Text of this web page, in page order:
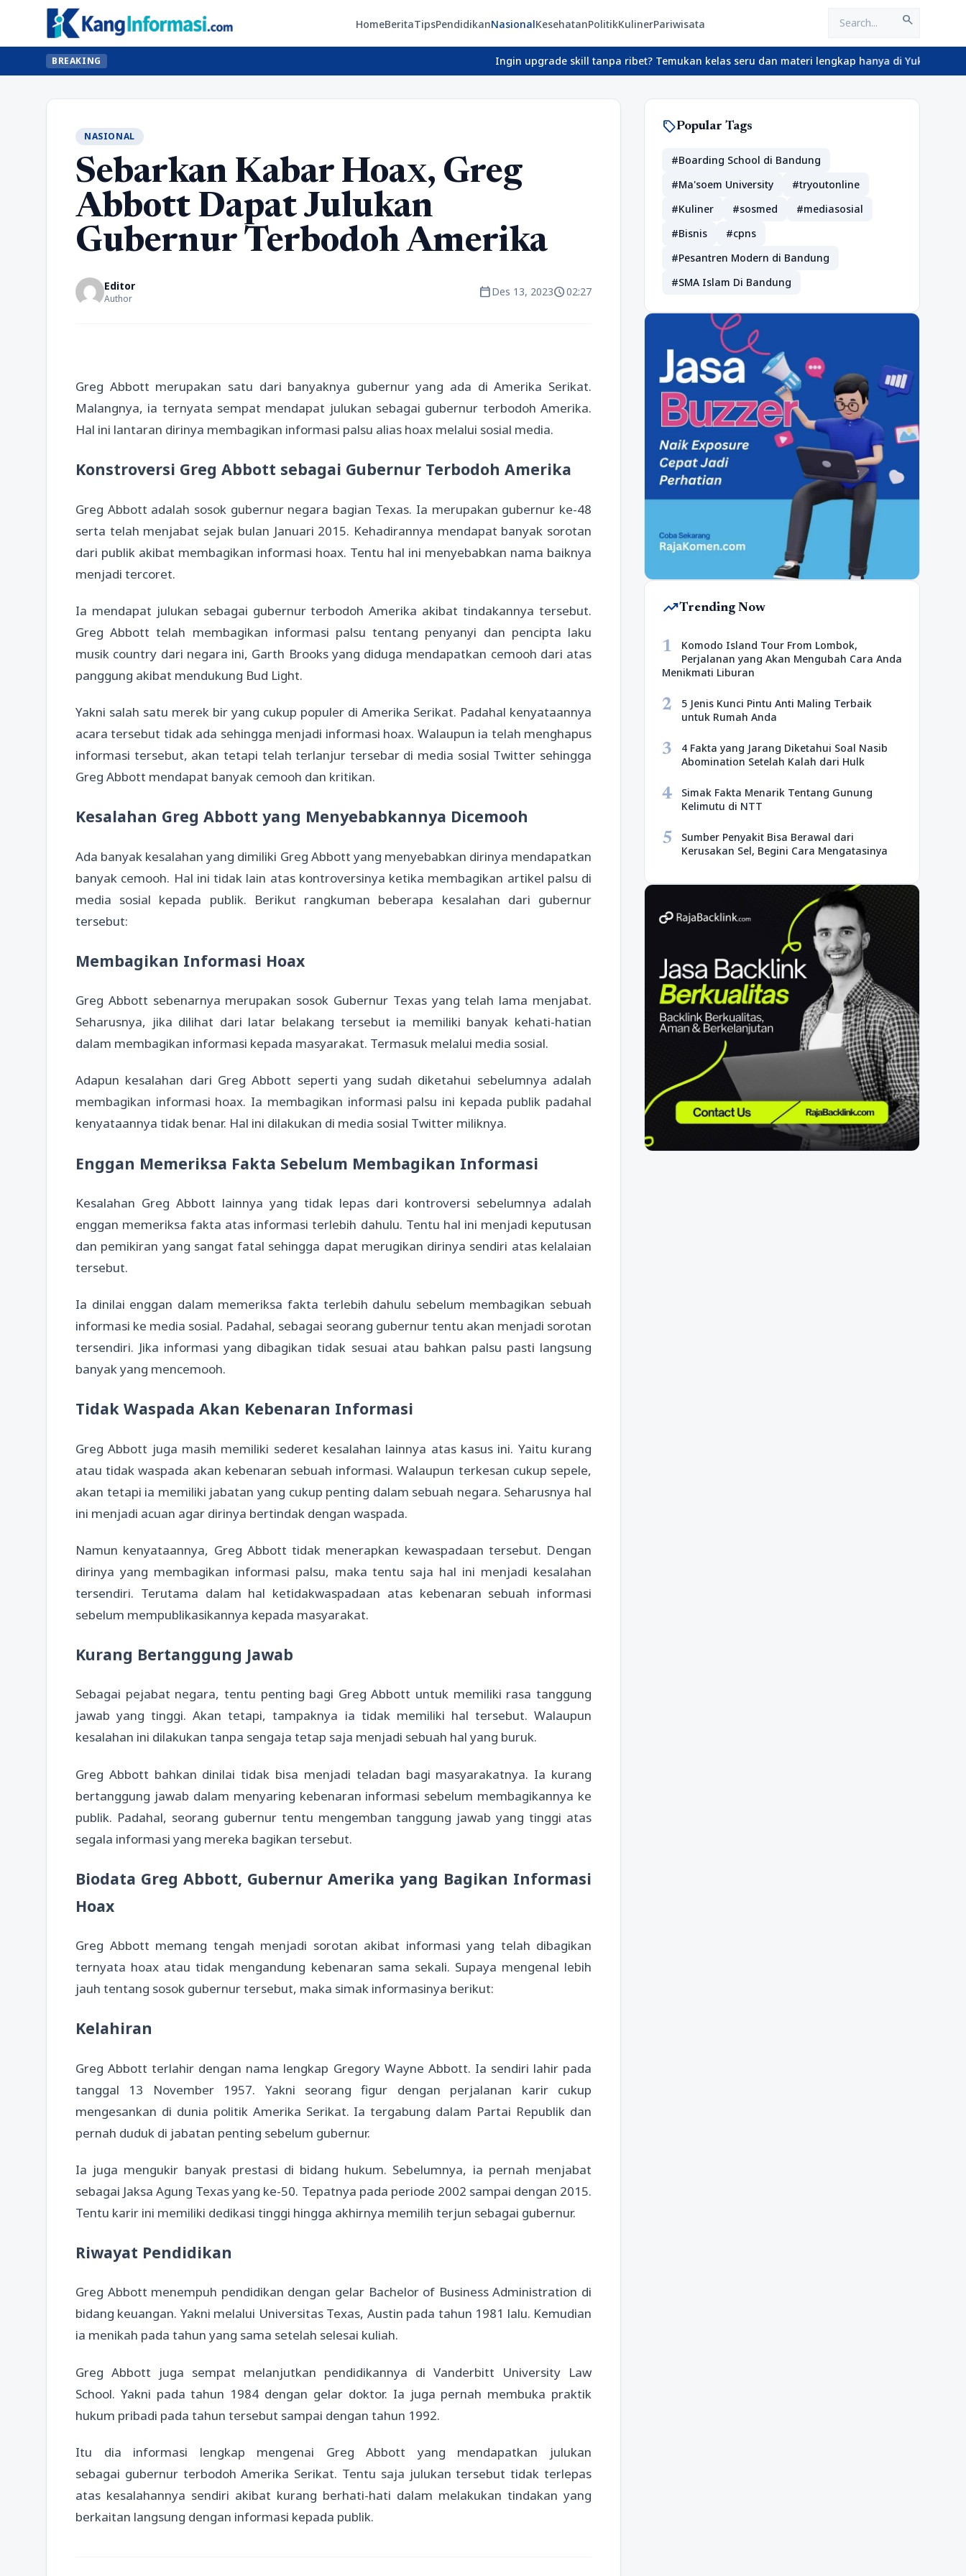
HomeBeritaTipsPendidikanNasionalKesehatanPolitikKulinerPariwisata search
BREAKING Ingin upgrade skill tanpa ribet? Temukan kelas seru dan materi lengkap hanya di YukBelajar.com.
NASIONAL
Sebarkan Kabar Hoax, Greg
Abbott Dapat Julukan
Gubernur Terbodoh Amerika
Editor
Author calendar_todayDes 13, 2023schedule02:27
Greg Abbott merupakan satu dari banyaknya gubernur yang ada di Amerika Serikat.
Malangnya, ia ternyata sempat mendapat julukan sebagai gubernur terbodoh Amerika.
Hal ini lantaran dirinya membagikan informasi palsu alias hoax melalui sosial media.
Konstroversi Greg Abbott sebagai Gubernur Terbodoh Amerika
Greg Abbott adalah sosok gubernur negara bagian Texas. Ia merupakan gubernur ke-48
serta telah menjabat sejak bulan Januari 2015. Kehadirannya mendapat banyak sorotan
dari publik akibat membagikan informasi hoax. Tentu hal ini menyebabkan nama baiknya
menjadi tercoret.
Ia mendapat julukan sebagai gubernur terbodoh Amerika akibat tindakannya tersebut.
Greg Abbott telah membagikan informasi palsu tentang penyanyi dan pencipta laku
musik country dari negara ini, Garth Brooks yang diduga mendapatkan cemooh dari atas
panggung akibat mendukung Bud Light.
Yakni salah satu merek bir yang cukup populer di Amerika Serikat. Padahal kenyataannya
acara tersebut tidak ada sehingga menjadi informasi hoax. Walaupun ia telah menghapus
informasi tersebut, akan tetapi telah terlanjur tersebar di media sosial Twitter sehingga
Greg Abbott mendapat banyak cemooh dan kritikan.
Kesalahan Greg Abbott yang Menyebabkannya Dicemooh
Ada banyak kesalahan yang dimiliki Greg Abbott yang menyebabkan dirinya mendapatkan
banyak cemooh. Hal ini tidak lain atas kontroversinya ketika membagikan artikel palsu di
media sosial kepada publik. Berikut rangkuman beberapa kesalahan dari gubernur
tersebut:
Membagikan Informasi Hoax
Greg Abbott sebenarnya merupakan sosok Gubernur Texas yang telah lama menjabat.
Seharusnya, jika dilihat dari latar belakang tersebut ia memiliki banyak kehati-hatian
dalam membagikan informasi kepada masyarakat. Termasuk melalui media sosial.
Adapun kesalahan dari Greg Abbott seperti yang sudah diketahui sebelumnya adalah
membagikan informasi hoax. Ia membagikan informasi palsu ini kepada publik padahal
kenyataannya tidak benar. Hal ini dilakukan di media sosial Twitter miliknya.
Enggan Memeriksa Fakta Sebelum Membagikan Informasi
Kesalahan Greg Abbott lainnya yang tidak lepas dari kontroversi sebelumnya adalah
enggan memeriksa fakta atas informasi terlebih dahulu. Tentu hal ini menjadi keputusan
dan pemikiran yang sangat fatal sehingga dapat merugikan dirinya sendiri atas kelalaian
tersebut.
Ia dinilai enggan dalam memeriksa fakta terlebih dahulu sebelum membagikan sebuah
informasi ke media sosial. Padahal, sebagai seorang gubernur tentu akan menjadi sorotan
tersendiri. Jika informasi yang dibagikan tidak sesuai atau bahkan palsu pasti langsung
banyak yang mencemooh.
Tidak Waspada Akan Kebenaran Informasi
Greg Abbott juga masih memiliki sederet kesalahan lainnya atas kasus ini. Yaitu kurang
atau tidak waspada akan kebenaran sebuah informasi. Walaupun terkesan cukup sepele,
akan tetapi ia memiliki jabatan yang cukup penting dalam sebuah negara. Seharusnya hal
ini menjadi acuan agar dirinya bertindak dengan waspada.
Namun kenyataannya, Greg Abbott tidak menerapkan kewaspadaan tersebut. Dengan
dirinya yang membagikan informasi palsu, maka tentu saja hal ini menjadi kesalahan
tersendiri. Terutama dalam hal ketidakwaspadaan atas kebenaran sebuah informasi
sebelum mempublikasikannya kepada masyarakat.
Kurang Bertanggung Jawab
Sebagai pejabat negara, tentu penting bagi Greg Abbott untuk memiliki rasa tanggung
jawab yang tinggi. Akan tetapi, tampaknya ia tidak memiliki hal tersebut. Walaupun
kesalahan ini dilakukan tanpa sengaja tetap saja menjadi sebuah hal yang buruk.
Greg Abbott bahkan dinilai tidak bisa menjadi teladan bagi masyarakatnya. Ia kurang
bertanggung jawab dalam menyaring kebenaran informasi sebelum membagikannya ke
publik. Padahal, seorang gubernur tentu mengemban tanggung jawab yang tinggi atas
segala informasi yang mereka bagikan tersebut.
Biodata Greg Abbott, Gubernur Amerika yang Bagikan Informasi
Hoax
Greg Abbott memang tengah menjadi sorotan akibat informasi yang telah dibagikan
ternyata hoax atau tidak mengandung kebenaran sama sekali. Supaya mengenal lebih
jauh tentang sosok gubernur tersebut, maka simak informasinya berikut:
Kelahiran
Greg Abbott terlahir dengan nama lengkap Gregory Wayne Abbott. Ia sendiri lahir pada
tanggal 13 November 1957. Yakni seorang figur dengan perjalanan karir cukup
mengesankan di dunia politik Amerika Serikat. Ia tergabung dalam Partai Republik dan
pernah duduk di jabatan penting sebelum gubernur.
Ia juga mengukir banyak prestasi di bidang hukum. Sebelumnya, ia pernah menjabat
sebagai Jaksa Agung Texas yang ke-50. Tepatnya pada periode 2002 sampai dengan 2015.
Tentu karir ini memiliki dedikasi tinggi hingga akhirnya memilih terjun sebagai gubernur.
Riwayat Pendidikan
Greg Abbott menempuh pendidikan dengan gelar Bachelor of Business Administration di
bidang keuangan. Yakni melalui Universitas Texas, Austin pada tahun 1981 lalu. Kemudian
ia menikah pada tahun yang sama setelah selesai kuliah.
Greg Abbott juga sempat melanjutkan pendidikannya di Vanderbitt University Law
School. Yakni pada tahun 1984 dengan gelar doktor. Ia juga pernah membuka praktik
hukum pribadi pada tahun tersebut sampai dengan tahun 1992.
Itu dia informasi lengkap mengenai Greg Abbott yang mendapatkan julukan
sebagai gubernur terbodoh Amerika Serikat. Tentu saja julukan tersebut tidak terlepas
atas kesalahannya sendiri akibat kurang berhati-hati dalam melakukan tindakan yang
berkaitan langsung dengan informasi kepada publik.
sellPopular Tags
#Boarding School di Bandung
#Ma'soem University
#tryoutonline
#Kuliner
#sosmed
#mediasosial
#Bisnis
#cpns
#Pesantren Modern di Bandung
#SMA Islam Di Bandung
trending_upTrending Now
1
Komodo Island Tour From Lombok,
Perjalanan yang Akan Mengubah Cara Anda
Menikmati Liburan
2
5 Jenis Kunci Pintu Anti Maling Terbaik
untuk Rumah Anda
3
4 Fakta yang Jarang Diketahui Soal Nasib
Abomination Setelah Kalah dari Hulk
4
Simak Fakta Menarik Tentang Gunung
Kelimutu di NTT
5
Sumber Penyakit Bisa Berawal dari
Kerusakan Sel, Begini Cara Mengatasinya